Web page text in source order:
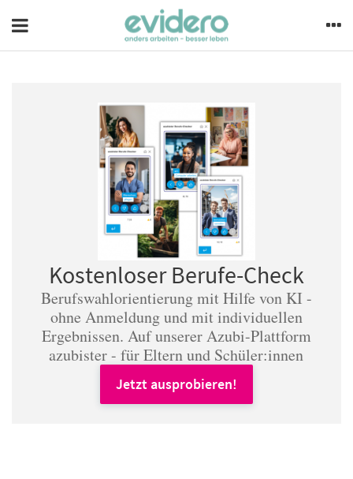
Kostenloser Berufe-Check
Berufswahlorientierung mit Hilfe von KI -
ohne Anmeldung und mit individuellen
Ergebnissen. Auf unserer Azubi-Plattform
azubister - für Eltern und Schüler:innen
Jetzt ausprobieren!